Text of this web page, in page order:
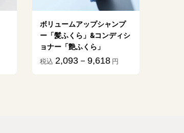
ボリュームアップシャンプ
ー「髪ふくら」&コンディシ
ョナー「艶ふくら」
税込 2,093－9,618 円